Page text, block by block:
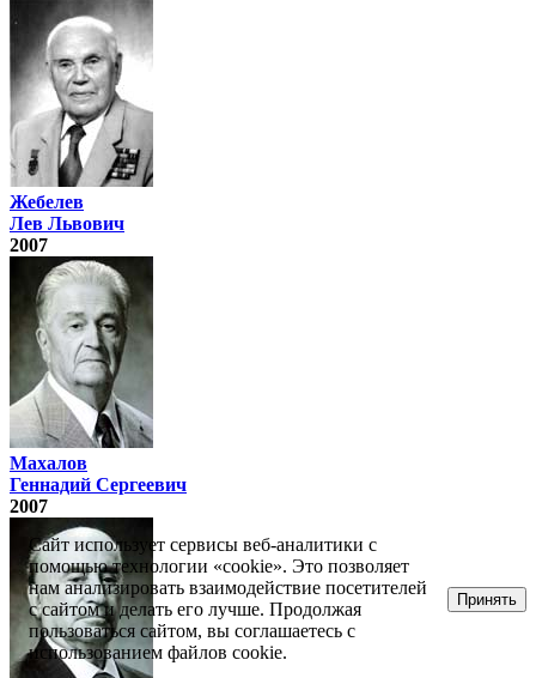
Жебелев
Лев Львович
2007
Махалов
Геннадий Сергеевич
2007
Сайт использует сервисы веб-аналитики с
помощью технологии «cookie». Это позволяет
нам анализировать взаимодействие посетителей
с сайтом и делать его лучше. Продолжая
пользоваться сайтом, вы соглашаетесь с
использованием файлов cookie.
Принять